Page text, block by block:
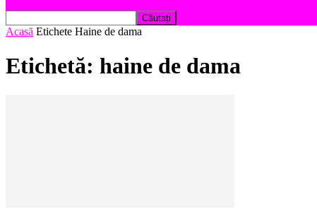
Acasă Etichete Haine de dama
Etichetă: haine de dama